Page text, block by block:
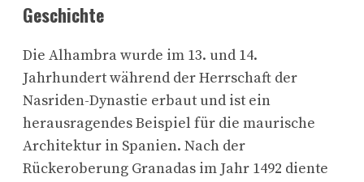
Geschichte
Die Alhambra wurde im 13. und 14.
Jahrhundert während der Herrschaft der
Nasriden-Dynastie erbaut und ist ein
herausragendes Beispiel für die maurische
Architektur in Spanien. Nach der
Rückeroberung Granadas im Jahr 1492 diente